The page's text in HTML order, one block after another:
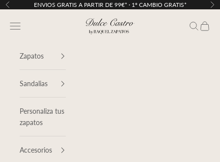
Ir al contenido
Anterior ENVIOS GRATIS A PARTIR DE 99€* · 1º CAMBIO GRATIS*
Dulce Castro
Menú Buscar
Cesta
Zapatos
Sandalias
Personaliza tus
zapatos
Accesorios